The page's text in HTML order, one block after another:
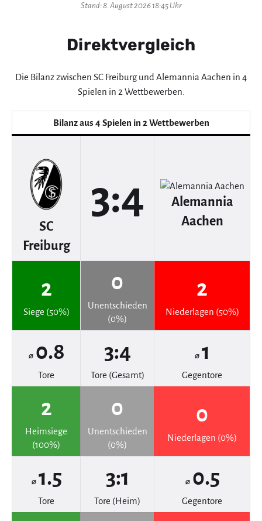
Stand: 8. August 2026 18:45 Uhr
Direktvergleich
Die Bilanz zwischen SC Freiburg und Alemannia Aachen in 4
Spielen in 2 Wettbewerben.
Bilanz aus 4 Spielen in 2 Wettbewerben
SC
Freiburg
3:4
Alemannia
Aachen
2
Siege (50%)
0
Unentschieden
(0%)
2
Niederlagen (50%)
⌀ 0.8
Tore
3:4
Tore (Gesamt)
⌀ 1
Gegentore
2
Heimsiege
(100%)
0
Unentschieden
(0%)
0
Niederlagen (0%)
⌀ 1.5
Tore
3:1
Tore (Heim)
⌀ 0.5
Gegentore